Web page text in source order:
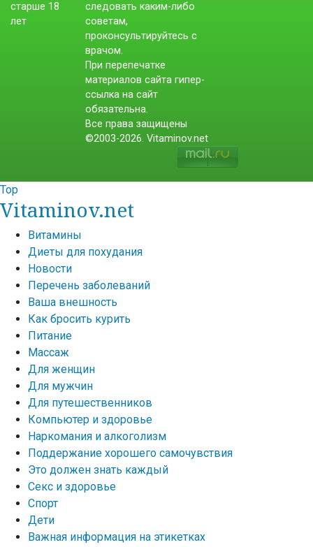
следовать каким-либо
советам,
проконсультируйтесь с
врачом.
При перепечатке
материалов сайта гипер-
ссылка на сайт
обязательна.
Все права защищены
©2003-2026. Vitaminov.net
Top
Vitaminov.net
Витамины
Диеты для похудания
Новости
Перечень заболеваний
Ваша внешность
Как бросить курить
Питание
Массаж
Для женщин
Для мужчин
Для путешественников
Компьютер и здоровье
Наркомания и алкоголизм
Поддержание хорошего самочувствия
Это должен знать каждый
Секс и здоровье
Спорт
Дети
Важная информация на этикетках